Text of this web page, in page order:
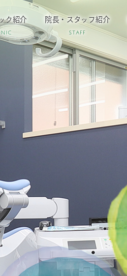
ク紹介 院長・スタッフ紹介
STAFF